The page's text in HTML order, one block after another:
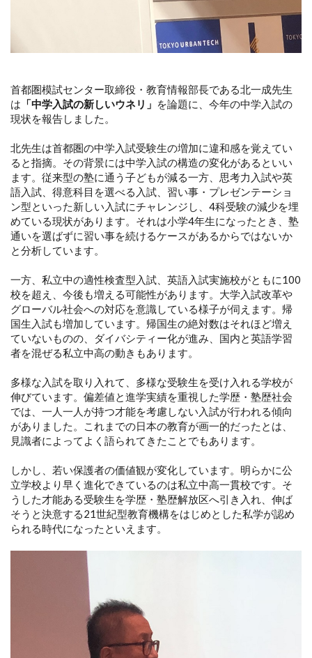
首都圏模試センター取締役・教育情報部長である北一成先生
は 「中学入試の新しいウネリ」 を論題に、今年の中学入試の
現状を報告しました。
北先生は首都圏の中学入試受験生の増加に違和感を覚えてい
ると指摘。その背景には中学入試の構造の変化があるといい
ます。従来型の塾に通う子どもが減る一方、思考力入試や英
語入試、得意科目を選べる入試、習い事・プレゼンテーショ
ン型といった新しい入試にチャレンジし、4科受験の減少を埋
めている現状があります。それは小学4年生になったとき、塾
通いを選ばずに習い事を続けるケースがあるからではないか
と分析しています。
一方、私立中の適性検査型入試、英語入試実施校がともに100
校を超え、今後も増える可能性があります。大学入試改革や
グローバル社会への対応を意識している様子が伺えます。帰
国生入試も増加しています。帰国生の絶対数はそれほど増え
ていないものの、ダイバシティー化が進み、国内と英語学習
者を混ぜる私立中高の動きもあります。
多様な入試を取り入れて、多様な受験生を受け入れる学校が
伸びています。偏差値と進学実績を重視した学歴・塾歴社会
では、一人一人が持つ才能を考慮しない入試が行われる傾向
がありました。これまでの日本の教育が画一的だったとは、
見識者によってよく語られてきたことでもあります。
しかし、若い保護者の価値観が変化しています。明らかに公
立学校より早く進化できているのは私立中高一貫校です。そ
うした才能ある受験生を学歴・塾歴解放区へ引き入れ、伸ば
そうと決意する21世紀型教育機構をはじめとした私学が認め
られる時代になったといえます。